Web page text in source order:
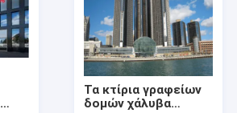
Τα κτίρια γραφείων
δομών χάλυβα